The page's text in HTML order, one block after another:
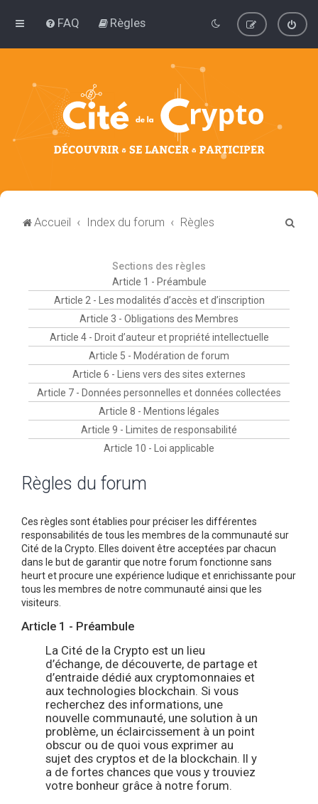
FAQ Règles
Accueil Index du forum Règles
Sections des règles
Article 1 - Préambule
Article 2 - Les modalités d’accès et d’inscription
Article 3 - Obligations des Membres
Article 4 - Droit d’auteur et propriété intellectuelle
Article 5 - Modération de forum
Article 6 - Liens vers des sites externes
Article 7 - Données personnelles et données collectées
Article 8 - Mentions légales
Article 9 - Limites de responsabilité
Article 10 - Loi applicable
Règles du forum
Ces règles sont établies pour préciser les différentes
responsabilités de tous les membres de la communauté sur
Cité de la Crypto. Elles doivent être acceptées par chacun
dans le but de garantir que notre forum fonctionne sans
heurt et procure une expérience ludique et enrichissante pour
tous les membres de notre communauté ainsi que les
visiteurs.
Article 1 - Préambule
La Cité de la Crypto est un lieu
d’échange, de découverte, de partage et
d’entraide dédié aux cryptomonnaies et
aux technologies blockchain. Si vous
recherchez des informations, une
nouvelle communauté, une solution à un
problème, un éclaircissement à un point
obscur ou de quoi vous exprimer au
sujet des cryptos et de la blockchain. Il y
a de fortes chances que vous y trouviez
votre bonheur grâce à notre forum.